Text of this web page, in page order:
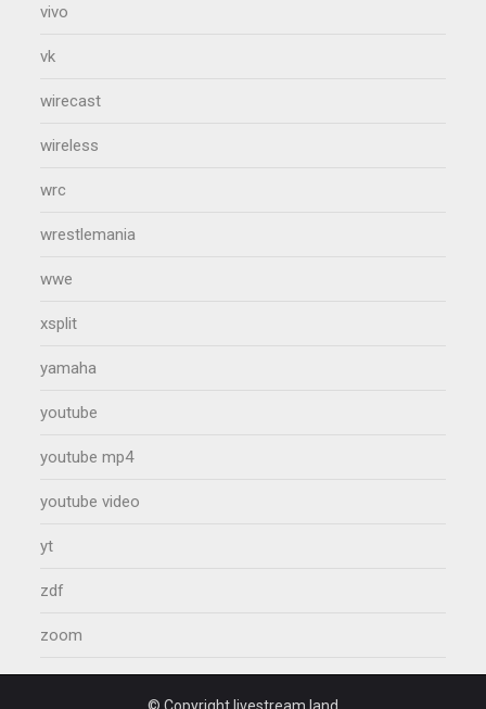
vivo
vk
wirecast
wireless
wrc
wrestlemania
wwe
xsplit
yamaha
youtube
youtube mp4
youtube video
yt
zdf
zoom